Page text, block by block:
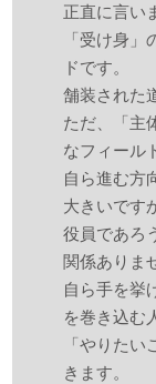
正直に言い
「受け身
ドです。
舗装された
ただ、「主
なフィール
自ら進む方
大きいです
役員であろ
関係ありま
自ら手を挙
を巻き込む
「やりた
きます。